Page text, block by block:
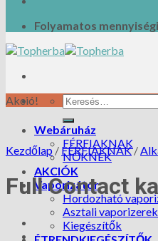
Folyamatos
Webáruház
FÉRFIAKNAK
NŐKNEK
AKCIÓK
Vaporizátor
Hordozható
Asztali vaporizerek
Kiegészítők
Akció!
Kezdőlap / FÉRFIAKNAK /
Full Contact